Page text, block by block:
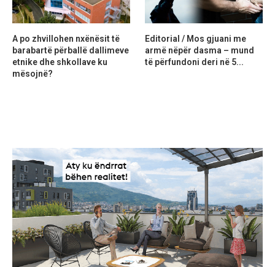
A po zhvillohen nxënësit të
barabartë përballë dallimeve
etnike dhe shkollave ku
mësojnë?
Editorial / Mos gjuani me
armë nëpër dasma – mund
të përfundoni deri në 5...